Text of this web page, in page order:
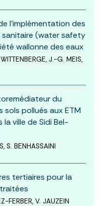
l’implémentation des
(water safety
wallonne des eaux
J.-G. MEIS,
du
sols pollués aux ETM
ville de Sidi Bel-
S. BENHASSAINI
tertiaires pour la
FERBER, V. JAUZEIN